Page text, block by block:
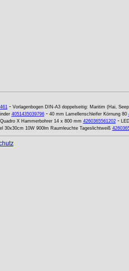
- Vorlagenbogen DIN-A3 doppelseitig: Maritim (Hai,
4051435039796- 40 mm Lamellenschleifer Körnung 80
X Hammerbohrer 14 x 800 mm 4260365561202-
30x30cm 10W 900lm Raumleuchte Tageslichtweiß